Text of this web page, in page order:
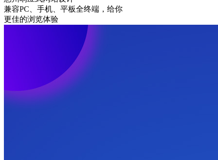
兼容PC、手机、平板全终端，给你
更佳的浏览体验